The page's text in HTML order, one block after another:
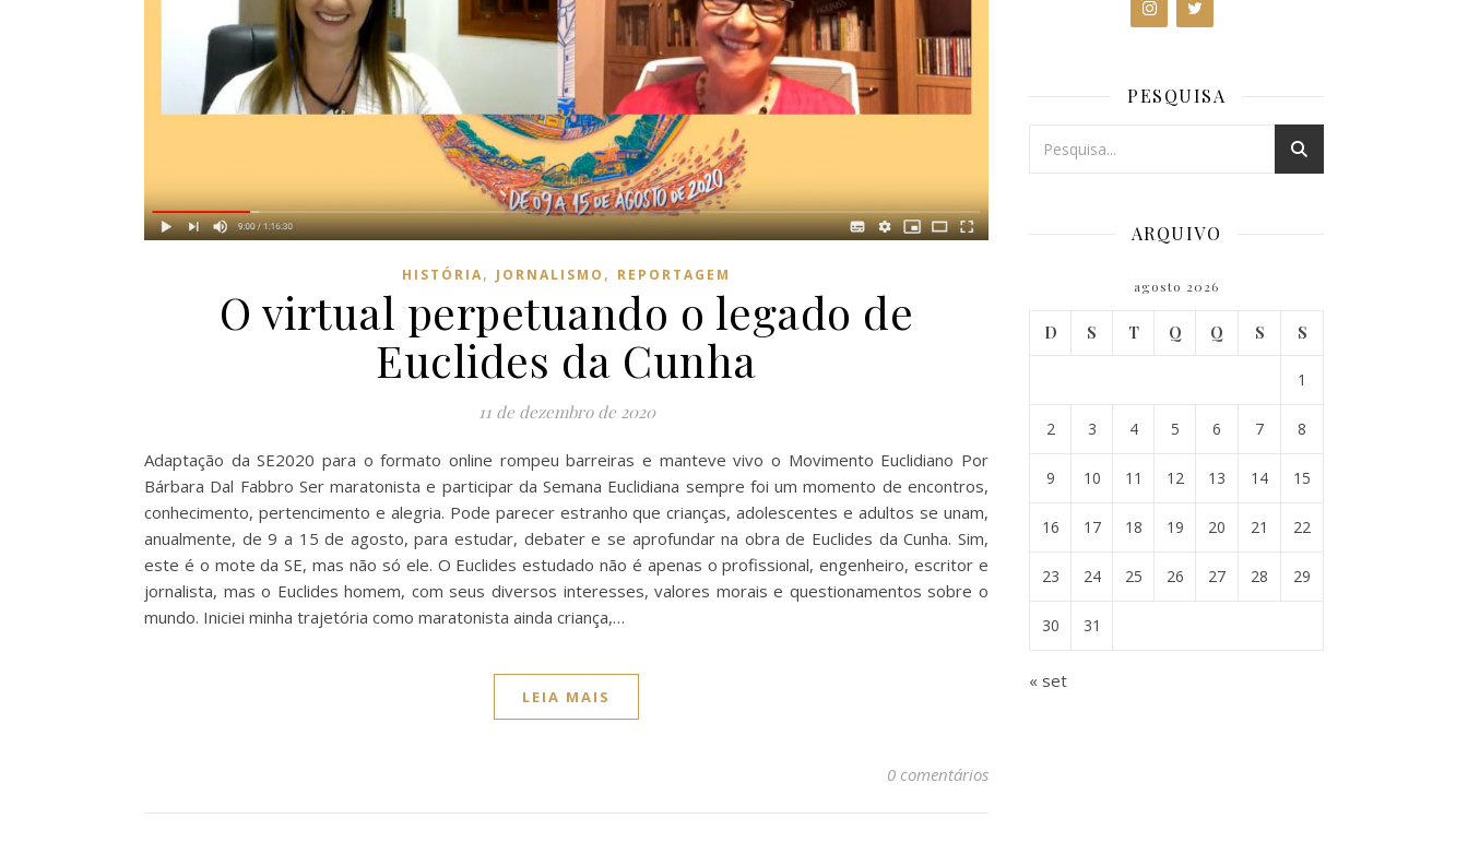
HISTÓRIA, JORNALISMO , REPORTAGEM
O virtual perpetuando o legado de
Euclides da Cunha
11 de dezembro de 2020
Adaptação da SE2020 para o formato online rompeu barreiras e manteve vivo o Movimento Euclidiano Por
Bárbara Dal Fabbro Ser maratonista e participar da Semana Euclidiana sempre foi um momento de encontros,
conhecimento, pertencimento e alegria. Pode parecer estranho que crianças, adolescentes e adultos se unam,
anualmente, de 9 a 15 de agosto, para estudar, debater e se aprofundar na obra de Euclides da Cunha. Sim,
este é o mote da SE, mas não só ele. O Euclides estudado não é apenas o profissional, engenheiro, escritor e
jornalista, mas o Euclides homem, com seus diversos interesses, valores morais e questionamentos sobre o
mundo. Iniciei minha trajetória como maratonista ainda criança,…
LEIA MAIS
0 comentários
PESQUISA
ARQUIVO
agosto 2026
D S T Q Q S S
1
2 3 4 5 6 7 8
9 10 11 12 13 14 15
16 17 18 19 20 21 22
23 24 25 26 27 28 29
30 31
« set